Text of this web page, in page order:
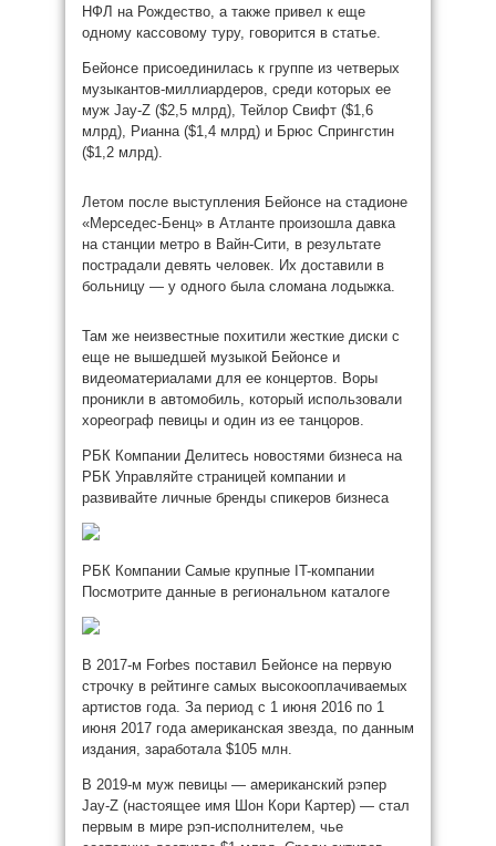
НФЛ на Рождество, а также привел к еще
одному кассовому туру, говорится в статье.
Бейонсе присоединилась к группе из четверых
музыкантов-миллиардеров, среди которых ее
муж Jay-Z ($2,5 млрд), Тейлор Свифт ($1,6
млрд), Рианна ($1,4 млрд) и Брюс Спрингстин
($1,2 млрд).
Летом после выступления Бейонсе на стадионе
«Мерседес-Бенц» в Атланте произошла давка
на станции метро в Вайн-Сити, в результате
пострадали девять человек. Их доставили в
больницу — у одного была сломана лодыжка.
Там же неизвестные похитили жесткие диски с
еще не вышедшей музыкой Бейонсе и
видеоматериалами для ее концертов. Воры
проникли в автомобиль, который использовали
хореограф певицы и один из ее танцоров.
РБК Компании Делитесь новостями бизнеса на
РБК Управляйте страницей компании и
развивайте личные бренды спикеров бизнеса
РБК Компании Самые крупные IT-компании
Посмотрите данные в региональном каталоге
В 2017-м Forbes поставил Бейонсе на первую
строчку в рейтинге самых высокооплачиваемых
артистов года. За период с 1 июня 2016 по 1
июня 2017 года американская звезда, по данным
издания, заработала $105 млн.
В 2019-м муж певицы — американский рэпер
Jay-Z (настоящее имя Шон Кори Картер) — стал
первым в мире рэп-исполнителем, чье